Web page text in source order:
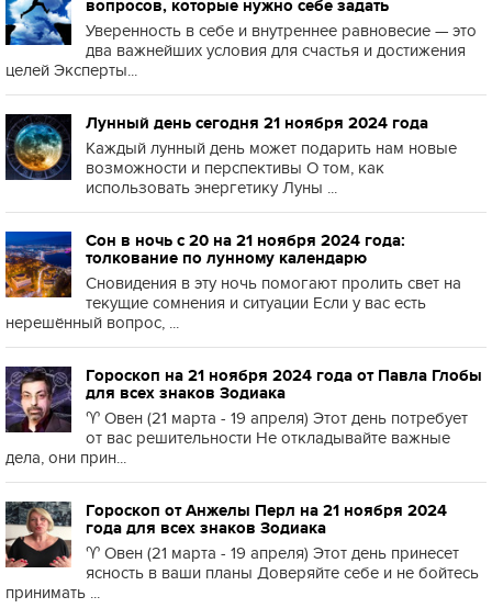
вопросов, которые нужно себе задать
Уверенность в себе и внутреннее равновесие — это
два важнейших условия для счастья и достижения
целей Эксперты...
Лунный день сегодня 21 ноября 2024 года
Каждый лунный день может подарить нам новые
возможности и перспективы О том, как
использовать энергетику Луны ...
Сон в ночь с 20 на 21 ноября 2024 года:
толкование по лунному календарю
Сновидения в эту ночь помогают пролить свет на
текущие сомнения и ситуации Если у вас есть
нерешённый вопрос, ...
Гороскоп на 21 ноября 2024 года от Павла Глобы
для всех знаков Зодиака
♈️ Овен (21 марта - 19 апреля) Этот день потребует
от вас решительности Не откладывайте важные
дела, они прин...
Гороскоп от Анжелы Перл на 21 ноября 2024
года для всех знаков Зодиака
♈️ Овен (21 марта - 19 апреля) Этот день принесет
ясность в ваши планы Доверяйте себе и не бойтесь
принимать ...